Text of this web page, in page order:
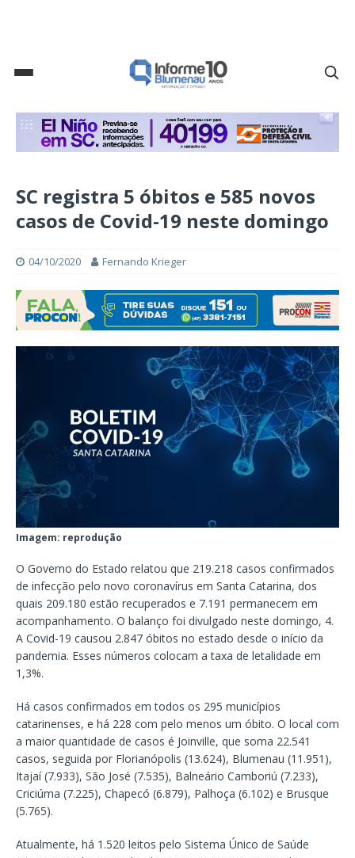
SC registra 5 óbitos e 585 novos
casos de Covid-19 neste domingo
04/10/2020 Fernando Krieger
Imagem: reprodução
O Governo do Estado relatou que 219.218 casos confirmados
de infecção pelo novo coronavírus em Santa Catarina, dos
quais 209.180 estão recuperados e 7.191 permanecem em
acompanhamento. O balanço foi divulgado neste domingo, 4.
A Covid-19 causou 2.847 óbitos no estado desde o início da
pandemia. Esses números colocam a taxa de letalidade em
1,3%.
Há casos confirmados em todos os 295 municípios
catarinenses, e há 228 com pelo menos um óbito. O local com
a maior quantidade de casos é Joinville, que soma 22.541
casos, seguida por Florianópolis (13.624), Blumenau (11.951),
Itajaí (7.933), São José (7.535), Balneário Camboriú (7.233),
Criciúma (7.225), Chapecó (6.879), Palhoça (6.102) e Brusque
(5.765).
Atualmente, há 1.520 leitos pelo Sistema Único de Saúde